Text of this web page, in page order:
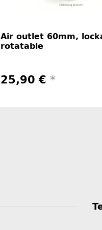
Air outlet 60mm,
rotatable
25,90 € *